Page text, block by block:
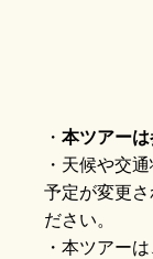
・ 本ツアー
・天候や交
予定が変更
ださい。
・本ツアー